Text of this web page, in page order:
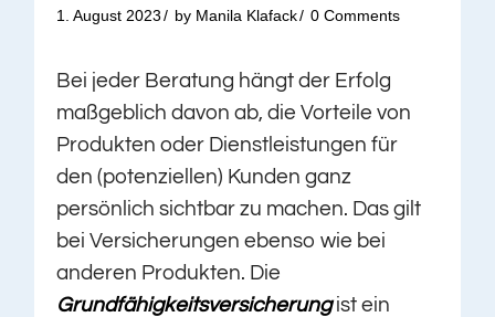
1. August 2023 by Manila Klafack 0 Comments
Bei jeder Beratung hängt der Erfolg
maßgeblich davon ab, die Vorteile von
Produkten oder Dienstleistungen für
den (potenziellen) Kunden ganz
persönlich sichtbar zu machen. Das gilt
bei Versicherungen ebenso wie bei
anderen Produkten. Die
Grundfähigkeitsversicherungist ein